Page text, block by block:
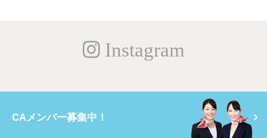
Instagram
CAメンバー募集中！